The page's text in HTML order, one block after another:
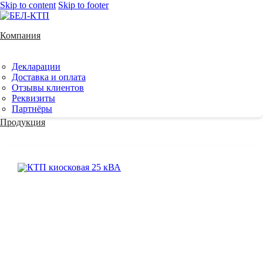
Skip to content Skip to footer
Компания
Декларации
Доставка и оплата
Отзывы клиентов
Реквизиты
Партнёры
Продукция